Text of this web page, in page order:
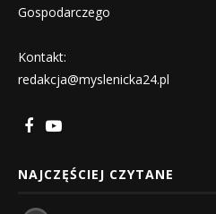
Gospodarczego
Kontakt:
redakcja@myslenicka24.pl
NAJCZĘŚCIEJ CZYTANE